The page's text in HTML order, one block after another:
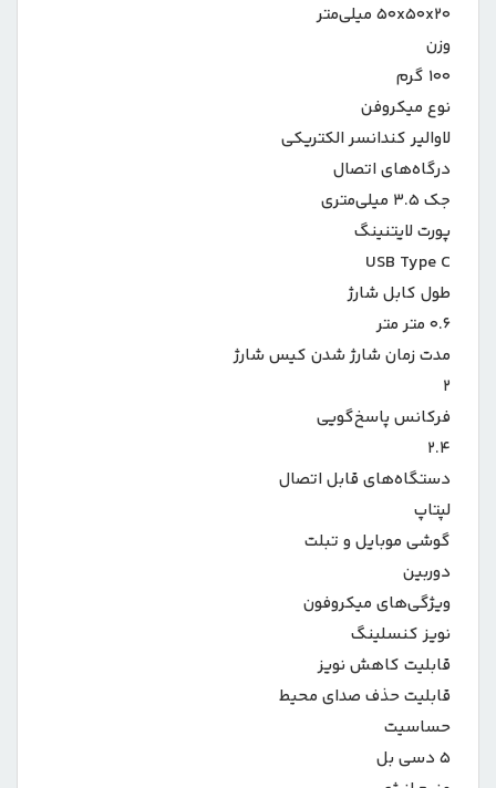
۵۰x۵۰x۲۰ میلی‌متر
وزن
۱۰۰ گرم
نوع میکروفن
لاوالیر کندانسر الکتریکی
درگاه‌های اتصال
جک ۳.۵ میلی‌متری
USB Type C
طول کابل شارژ
۰.۶ متر متر
مدت زمان شارژ شدن کیس شارژ
۲
فرکانس پاسخ‌گویی
۲.۴
دستگاه‌های قابل اتصال
لپتاپ
گوشی موبایل و تبلت
دوربین
ویژگی‌های میکروفون
نویز کنسلینگ
قابلیت کاهش نویز
قابلیت حذف صدای محیط
حساسیت
۵ دسی بل